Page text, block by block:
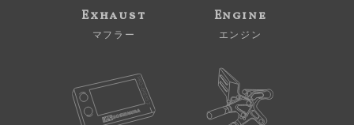
Exhaust
マフラー
Engine
エンジン